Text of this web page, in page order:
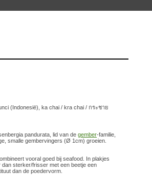
(Indonesië), ka chai / kra chai / กระชาย
pandurata, lid van de gember-familie,
smalle gembervingers (Ø 1cm) groeien.
vooral goed bij seafood. In plakjes
sterker/frisser met een beetje een
dan de poedervorm.